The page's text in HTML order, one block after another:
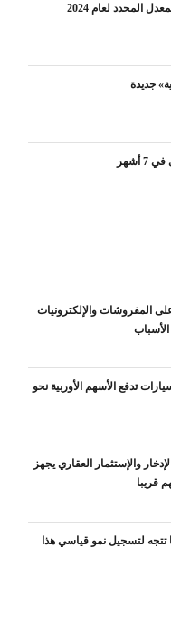
المحدد لعام 2024
جديدة
أشهر
المفروشات والإلكترونيات
تدفع الأسهم الأوربية نحو
والإستثمار العقاري يجهز
تتجه لتسجيل نمو قياسي هذا